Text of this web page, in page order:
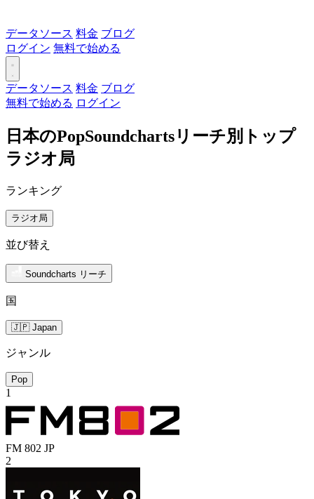
データソース 料金 ブログ
ログイン 無料で始める
データソース 料金 ブログ
無料で始める ログイン
日本のPopSoundchartsリーチ別トップ
ラジオ局
ランキング
ラジオ局
並び替え
Soundcharts リーチ
国
🇯🇵 Japan
ジャンル
Pop
1
FM 802 JP
2